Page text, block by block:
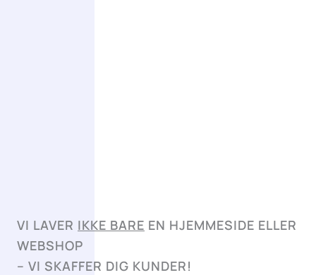
VI LAVER IKKE BARE EN HJEMMESIDE ELLER
WEBSHOP
– VI SKAFFER DIG KUNDER!